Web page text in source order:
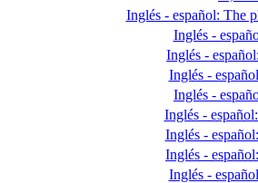
Inglés - español: The
Inglés -
Inglés -
Inglés -
Inglés -
Inglés -
Inglés -
Inglés -
Inglés -